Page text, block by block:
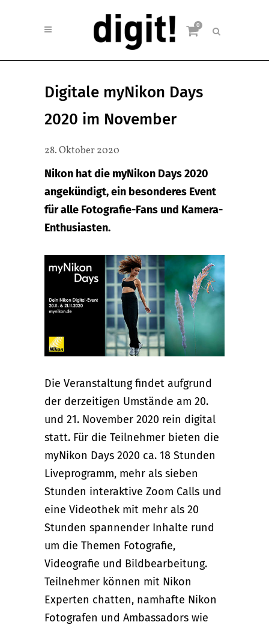
0
Digitale myNikon Days
2020 im November
28. Oktober 2020
Nikon hat die myNikon Days 2020
angekündigt, ein besonderes Event
für alle Fotografie-Fans und Kamera-
Enthusiasten.
Die Veranstaltung findet aufgrund
der derzeitigen Umstände am 20.
und 21. November 2020 rein digital
statt. Für die Teilnehmer bieten die
myNikon Days 2020 ca. 18 Stunden
Liveprogramm, mehr als sieben
Stunden interaktive Zoom Calls und
eine Videothek mit mehr als 20
Stunden spannender Inhalte rund
um die Themen Fotografie,
Videografie und Bildbearbeitung.
Teilnehmer können mit Nikon
Experten chatten, namhafte Nikon
Fotografen und Ambassadors wie